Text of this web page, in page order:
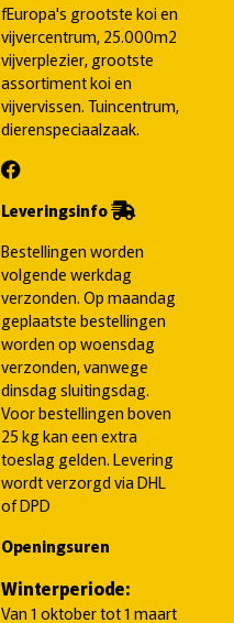
fEuropa's grootste koi en
vijvercentrum, 25.000m2
vijverplezier, grootste
assortiment koi en
vijvervissen. Tuincentrum,
dierenspeciaalzaak.
Leveringsinfo
Bestellingen worden
volgende werkdag
verzonden. Op maandag
geplaatste bestellingen
worden op woensdag
verzonden, vanwege
dinsdag sluitingsdag.
Voor bestellingen boven
25 kg kan een extra
toeslag gelden. Levering
wordt verzorgd via DHL
of DPD
Openingsuren
Winterperiode:
Van 1 oktober tot 1 maart